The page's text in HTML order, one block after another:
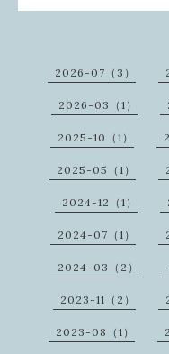
2026-07（3）
2026-03（1）
2025-10（1）
2025-05（1）
2024-12（1）
2024-07（1）
2024-03（2）
2023-11（2）
2023-08（1）